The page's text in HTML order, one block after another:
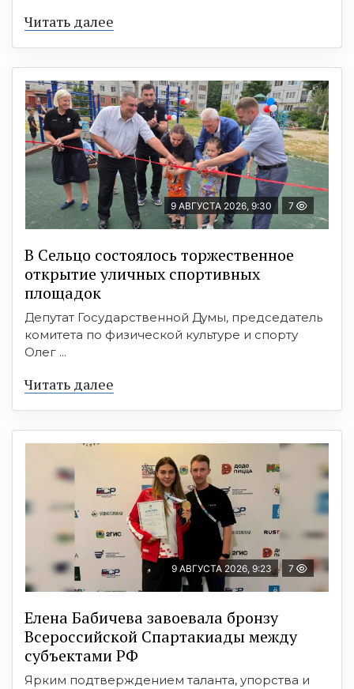
Читать далее
9 АВГУСТА 2026, 9:30 7
В Сельцо состоялось торжественное
открытие уличных спортивных
площадок
Депутат Государственной Думы, председатель
комитета по физической культуре и спорту
Олег ...
Читать далее
9 АВГУСТА 2026, 9:23 7
Елена Бабичева завоевала бронзу
Всероссийской Спартакиады между
субъектами РФ
Ярким подтверждением таланта, упорства и